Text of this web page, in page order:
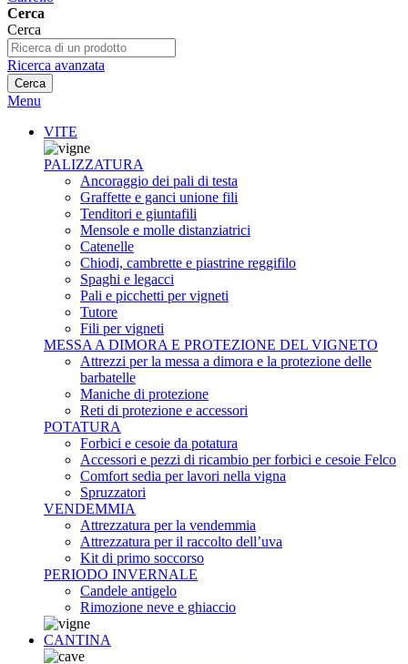
Cerca
Cerca
Ricerca avanzata
Cerca
Menu
VITE
PALIZZATURA
Ancoraggio dei pali di testa
Graffette e ganci unione fili
Tenditori e giuntafili
Mensole e molle distanziatrici
Catenelle
Chiodi, cambrette e piastrine reggifilo
Spaghi e legacci
Pali e picchetti per vigneti
Tutore
Fili per vigneti
MESSA A DIMORA E PROTEZIONE DEL VIGNETO
Attrezzi per la messa a dimora e la protezione delle
barbatelle
Maniche di protezione
Reti di protezione e accessori
POTATURA
Forbici e cesoie da potatura
Accessori e pezzi di ricambio per forbici e cesoie Felco
Comfort sedia per lavori nella vigna
Spruzzatori
VENDEMMIA
Attrezzatura per la vendemmia
Attrezzatura per il raccolto dell’uva
Kit di primo soccorso
PERIODO INVERNALE
Candele antigelo
Rimozione neve e ghiaccio
CANTINA